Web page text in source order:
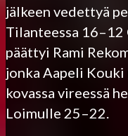
jälkeen vedettyä
Tilanteessa
päättyi Rami
jonka Aapeli
kovassa vireessä
Loimulle 25–22.